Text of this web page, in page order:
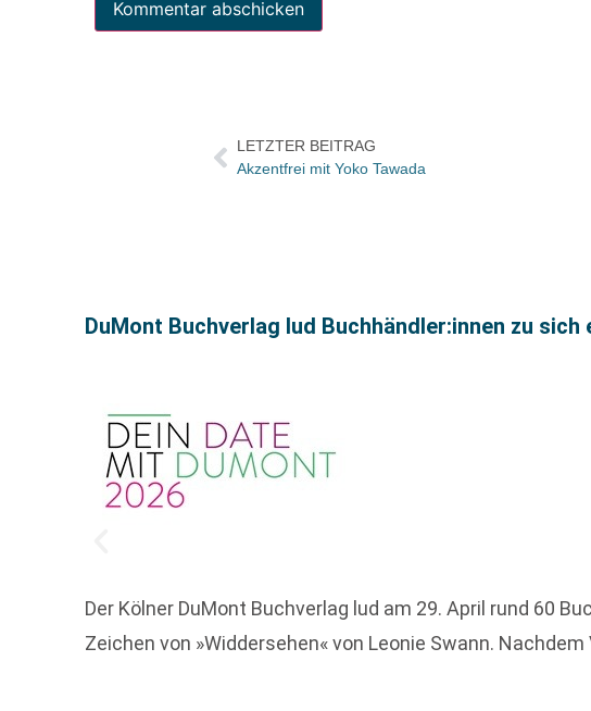
LETZTER BEITRAG
Akzentfrei mit Yoko Tawada
DuMont Buchverlag lud Buchhändler:innen zu sich
Der Kölner DuMont Buchverlag lud am 29. April rund 60
Zeichen von »Widdersehen« von Leonie Swann.